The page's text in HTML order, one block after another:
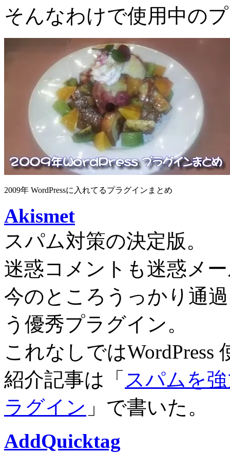
そんなわけで使用中の
2009年 WordPressに入れてるプラグインまとめ
Akismet
スパム対策の決定版。
迷惑コメントも迷惑メ
今のところうっかり通
う優秀プラグイン。
これなしでは
紹介記事は「 スパムを
ラグイン 」で書いた。
AddQuicktag